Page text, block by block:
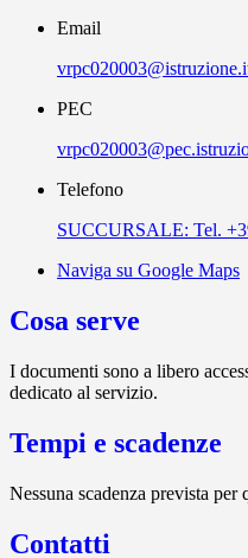
Email
PEC
Telefono
SUCCURSALE: Tel.
Naviga su Google Maps
Cosa serve
I documenti sono a libero
dedicato al servizio.
Tempi e scadenze
Nessuna scadenza prevista per
Contatti